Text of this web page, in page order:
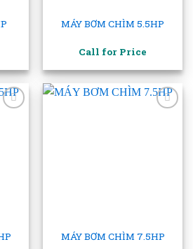
MÁY BƠM CHÌM 5.5HP
Call for Price
MÁY BƠM CHÌM 7.5HP